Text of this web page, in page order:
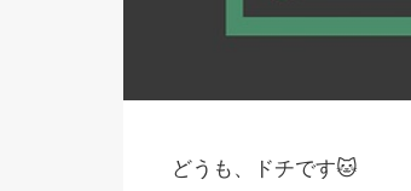
どうも、ドチです🐱